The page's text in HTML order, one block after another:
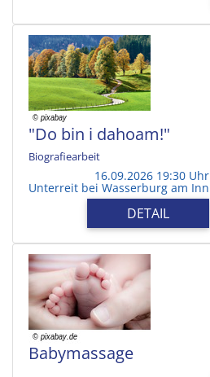
"Do bin i dahoam!"
Biografiearbeit
16.09.2026 19:30 Uhr
Unterreit bei Wasserburg am Inn
DETAIL
Babymassage